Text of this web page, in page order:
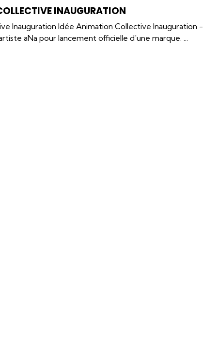
INAUGURATION
Inauguration Idée Animation Collective Inauguration -
aNa pour lancement officielle d'une marque. ...